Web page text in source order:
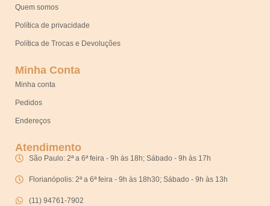
Quem somos
Política de privacidade
Política de Trocas e Devoluções
Minha Conta
Minha conta
Pedidos
Endereços
Atendimento
São Paulo: 2ª a 6ª feira - 9h às 18h; Sábado - 9h às 17h
Florianópolis: 2ª a 6ª feira - 9h às 18h30; Sábado - 9h às 13h
(11) 94761-7902